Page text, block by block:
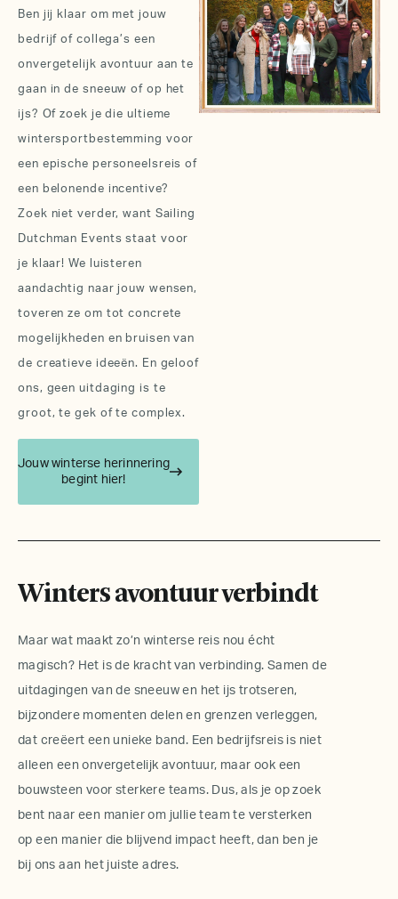
Ben jij klaar om met jouw
bedrijf of collega’s een
onvergetelijk avontuur aan te
gaan in de sneeuw of op het
ijs? Of zoek je die ultieme
wintersportbestemming voor
een epische personeelsreis of
een belonende incentive?
Zoek niet verder, want Sailing
Dutchman Events staat voor
je klaar! We luisteren
aandachtig naar jouw wensen,
toveren ze om tot concrete
mogelijkheden en bruisen van
de creatieve ideeën. En geloof
ons, geen uitdaging is te
groot, te gek of te complex.
Jouw winterse herinnering
begint hier!
Winters avontuur verbindt
Maar wat maakt zo’n winterse reis nou écht
magisch? Het is de kracht van verbinding. Samen de
uitdagingen van de sneeuw en het ijs trotseren,
bijzondere momenten delen en grenzen verleggen,
dat creëert een unieke band. Een bedrijfsreis is niet
alleen een onvergetelijk avontuur, maar ook een
bouwsteen voor sterkere teams. Dus, als je op zoek
bent naar een manier om jullie team te versterken
op een manier die blijvend impact heeft, dan ben je
bij ons aan het juiste adres.